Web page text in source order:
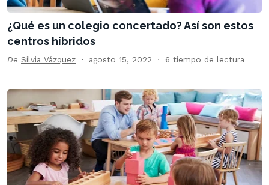
¿Qué es un colegio concertado? Así son estos
centros híbridos
De Silvia Vázquez agosto 15, 2022 6 tiempo de lectura